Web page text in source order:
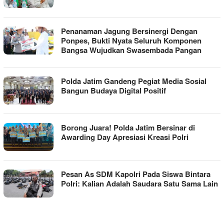
Penanaman Jagung Bersinergi Dengan
Ponpes, Bukti Nyata Seluruh Komponen
Bangsa Wujudkan Swasembada Pangan
Polda Jatim Gandeng Pegiat Media Sosial
Bangun Budaya Digital Positif
Borong Juara! Polda Jatim Bersinar di
Awarding Day Apresiasi Kreasi Polri
Pesan As SDM Kapolri Pada Siswa Bintara
Polri: Kalian Adalah Saudara Satu Sama Lain